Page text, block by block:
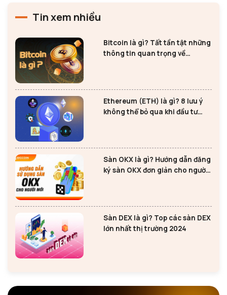
Tin xem nhiều
Bitcoin là gì? Tất tần tật những
thông tin quan trọng về
Ethereum (ETH) là gì? 8 lưu ý
không thể bỏ qua khi đầu tư
Sàn OKX là gì? Hướng dẫn đăng
ký sàn OKX đơn giản cho người
Sàn DEX là gì? Top các sàn DEX
lớn nhất thị trường 2024